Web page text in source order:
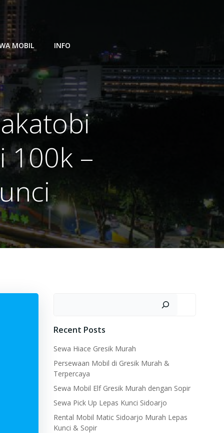
MOBIL INFO
100k –
Recent Posts
Sewa Hiace Gresik Murah
Persewaan Mobil di Gresik Murah &
Terpercaya
Sewa Mobil Elf Gresik Murah dengan Sopir
Sewa Pick Up Lepas Kunci Sidoarjo
Rental Mobil Matic Sidoarjo Murah Lepas
Kunci & Sopir